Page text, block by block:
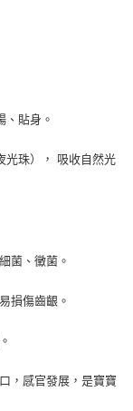
貼身。
光珠）， 吸收自然光
菌、黴菌。
損傷齒齦。
，感官發展，是寶寶